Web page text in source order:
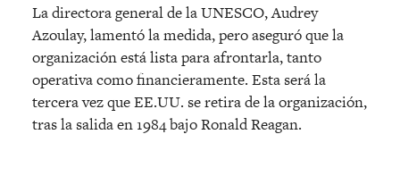
La directora general de la UNESCO, Audrey
Azoulay, lamentó la medida, pero aseguró que la
organización está lista para afrontarla, tanto
operativa como financieramente. Esta será la
tercera vez que EE.UU. se retira de la organización,
tras la salida en 1984 bajo Ronald Reagan.